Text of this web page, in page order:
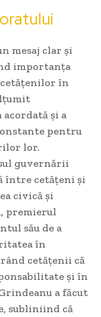
mesaj clar și
importanța
în
și a
pentru
lor.
guvernării
între cetățeni și
civică și
premierul
său de a
în
cetățenii că
și în
a făcut
subliniind că